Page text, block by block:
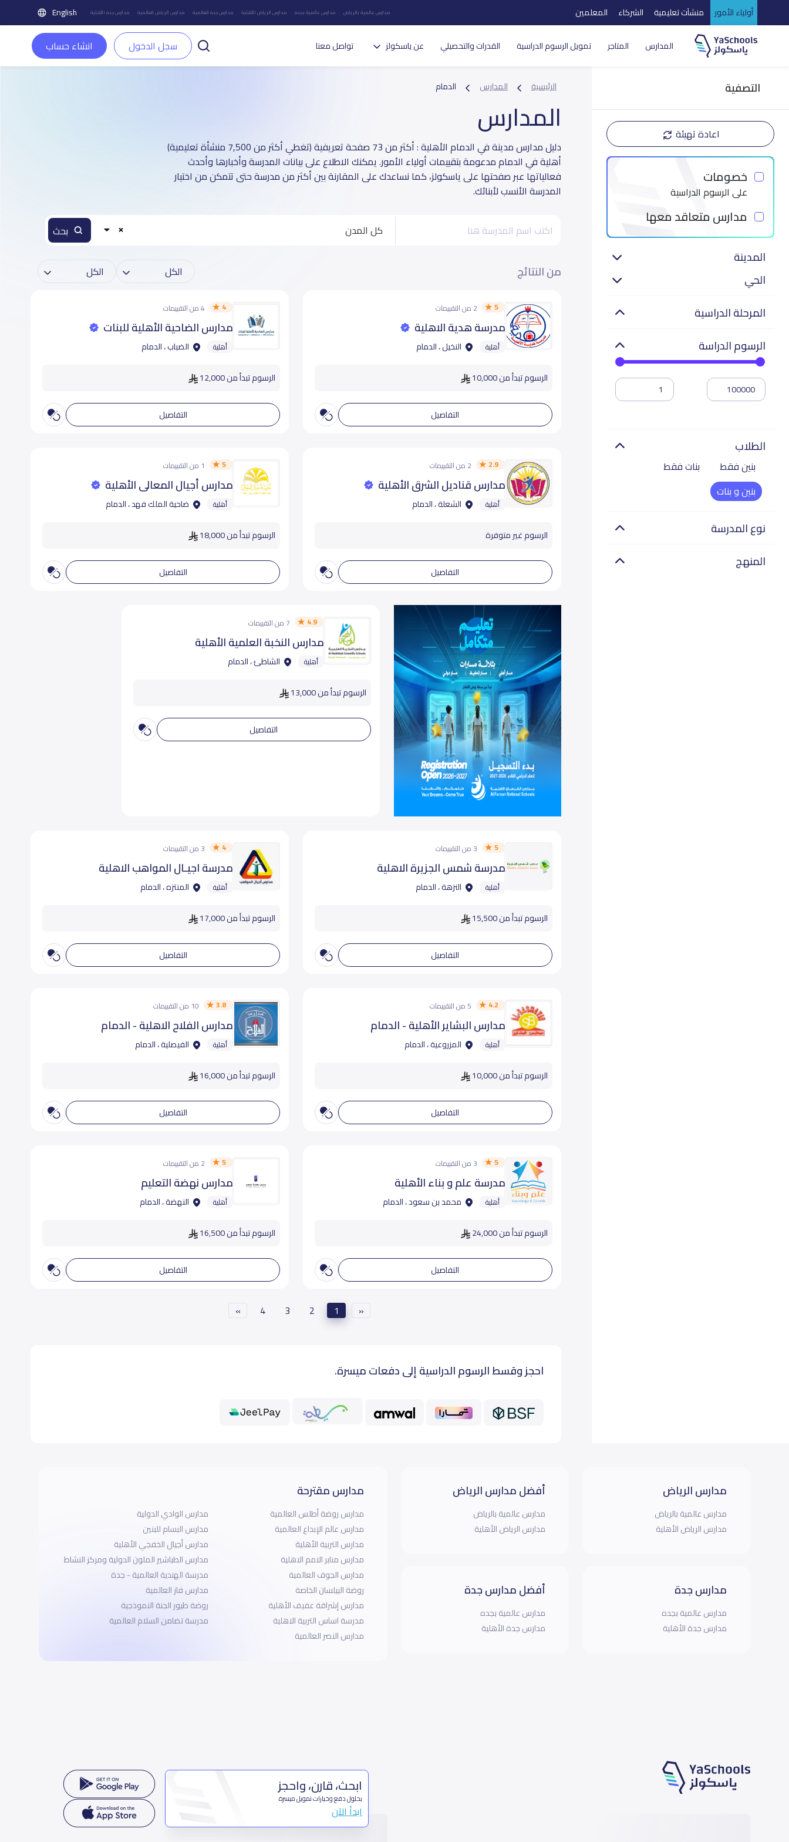
أولياء الأمور منشآت تعليمية الشركاء المعلمين مدارس عالمية بالرياض مدارس عالمية بجده مدارس الرياض الأهلية مدارس جدة العالمية مدارس الرياض العالمية مدارس جدة الأهلية English
المدارس المتاجر تمويل الرسوم الدراسية القدرات والتحصيلي عن ياسكولز تواصل معنا سجل الدخول انشاء حساب
التصفية
اعادة تهيئة
خصومات
على الرسوم الدراسية
مدارس متعاقد معها
المدينة
الحي
المرحلة الدراسية
الرسوم الدراسة
الطلاب
بنين فقط
بنات فقط
بنين و بنات
نوع المدرسة
المنهج
الرئيسية المدارس الدمام
المدارس
دليل مدارس مدينة في الدمام الأهلية : أكثر من 73 صفحة تعريفية (تغطي أكثر من 7,500 منشأة تعليمية)
أهلية في الدمام مدعومة بتقييمات أولياء الأمور. يمكنك الاطلاع على بيانات المدرسة وأخبارها وأحدث
فعالياتها عبر صفحتها على ياسكولز، كما نساعدك على المقارنة بين أكثر من مدرسة حتى تتمكن من اختيار
المدرسة الأنسب لأبنائك.
كل المدن
من النتائج
5 2 من التقييمات
مدرسة هدية الاهلية
أهلية النخيل ، الدمام
الرسوم تبدأ من 10,000
التفاصيل
4 4 من التقييمات
مدارس الضاحية الأهلية للبنات
أهلية الضباب ، الدمام
الرسوم تبدأ من 12,000
التفاصيل
2.9 2 من التقييمات
مدارس قناديل الشرق الأهلية
أهلية الشعلة ، الدمام
الرسوم غير متوفرة
التفاصيل
5 1 من التقييمات
مدارس أجيال المعالي الأهلية
أهلية ضاحية الملك فهد ، الدمام
الرسوم تبدأ من 18,000
التفاصيل
4.9 7 من التقييمات
مدارس النخبة العلمية الأهلية
أهلية الشاطئ ، الدمام
الرسوم تبدأ من 13,000
التفاصيل
5 3 من التقييمات
مدرسة شمس الجزيرة الاهلية
أهلية النزهة ، الدمام
الرسوم تبدأ من 15,500
التفاصيل
4 3 من التقييمات
مدرسة اجيـال المواهب الاهلية
أهلية المنتزه ، الدمام
الرسوم تبدأ من 17,000
التفاصيل
4.2 5 من التقييمات
مدارس البشاير الأهلية - الدمام
أهلية المزروعية ، الدمام
الرسوم تبدأ من 10,000
التفاصيل
3.8 10 من التقييمات
مدارس الفلاح الاهلية - الدمام
أهلية الفيصلية ، الدمام
الرسوم تبدأ من 16,000
التفاصيل
5 3 من التقييمات
مدرسة علم و بناء الأهلية
أهلية محمد بن سعود ، الدمام
الرسوم تبدأ من 24,000
التفاصيل
5 2 من التقييمات
مدارس نهضة التعليم
أهلية النهضة ، الدمام
الرسوم تبدأ من 16,500
التفاصيل
«
1
2
3
4
»
احجز وقسط الرسوم الدراسية إلى دفعات ميسرة.
مدارس الرياض
مدارس عالمية بالرياض
مدارس الرياض الأهلية
مدارس جدة
مدارس عالمية بجده
مدارس جدة الأهلية
أفضل مدارس الرياض
مدارس عالمية بالرياض
مدارس الرياض الأهلية
أفضل مدارس جدة
مدارس عالمية بجده
مدارس جدة الأهلية
مدارس مقترحة
مدارس روضة أطلس العالمية
مدارس عالم الإبداع العالمية
مدارس التربية الأهلية
مدارس منابر الامم الاهلية
مدارس الجوف العالمية
روضة البيلسان الخاصة
مدارس إشراقة عفيف الأهلية
مدرسة اساس التربية الاهلية
مدارس النصر العالمية
مدارس الوادي الدولية
مدارس البسام للبنين
مدارس أجيال الخفجي الأهلية
مدارس الطباشير الملون الدولية ومركز النشاط
مدرسة الهندية العالمية - جدة
مدارس فاز العالمية
روضة طيور الجنة النموذجية
مدرسة تضامن السلام العالمية
ابحث، قارن، واحجز
بحلول دفع وخيارات تمويل ميسرة
ابدأ الآن